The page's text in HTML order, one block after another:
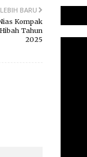
LEBIH BARU
Kompak
Tahun
2025